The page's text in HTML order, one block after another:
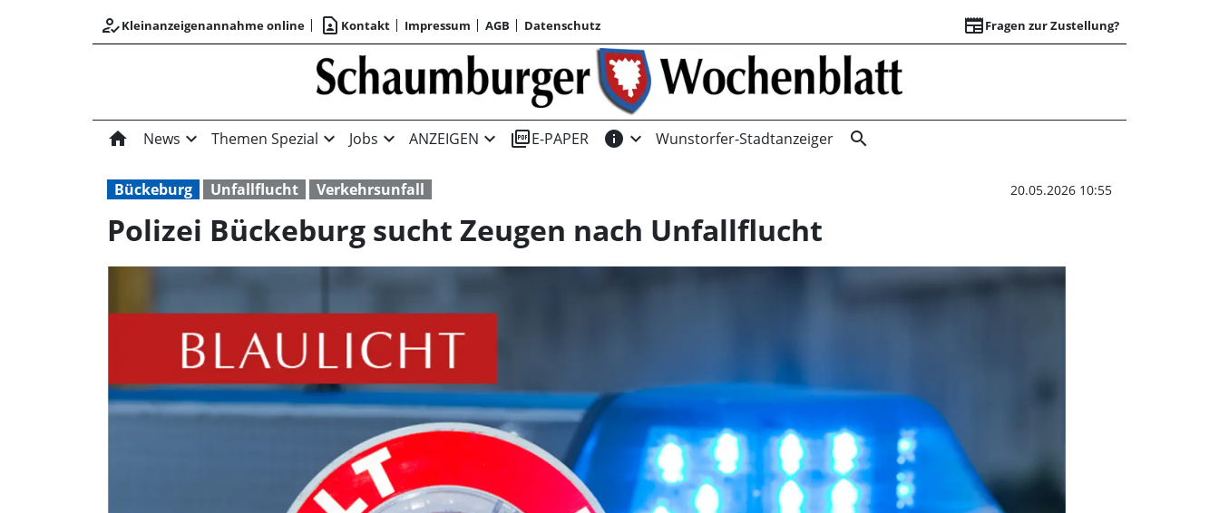
how_to_regKleinanzeigenannahme online contact_page Kontakt Impressum AGB Datenschutz newspaperFragen zur Zustellung?
Polizei
home News expand_more Themen Spezial expand_more Jobs expand_more ANZEIGEN expand_more picture_as_pdfE-PAPER info expand_more Wunstorfer-Stadtanzeiger search
Bückeburg Unfallflucht Verkehrsunfall 20.05.2026 10:55
Polizei Bückeburg sucht Zeugen nach Unfallflucht